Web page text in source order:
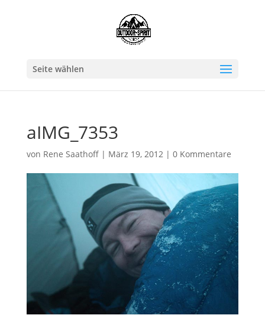
Seite wählen
aIMG_7353
von Rene Saathoff| März 19, 2012| 0 Kommentare